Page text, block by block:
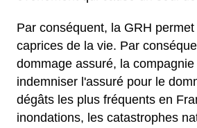
Par conséquent, la GRH
caprices de la vie. Par
dommage assuré, la
indemniser l'assuré pour le
dégâts les plus fréquents en
inondations, les catastrophes